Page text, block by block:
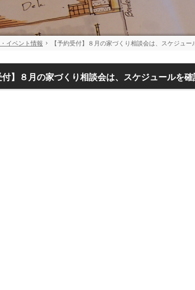
イベント情報 【予約受付】８月の家づくり相談会は、スケジュ
付】８月の家づくり相談会は、スケジュールを
イベント情報 【予約受付】８月の家づくり相談会は、スケジュ